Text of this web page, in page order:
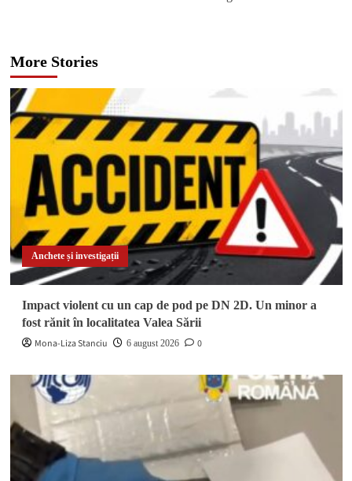
More Stories
Anchete și investigații
Impact violent cu un cap de pod pe DN 2D. Un minor a
fost rănit în localitatea Valea Sării
Mona-Liza Stanciu
6 august 2026 0